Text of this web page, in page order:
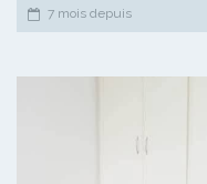
7 mois depuis